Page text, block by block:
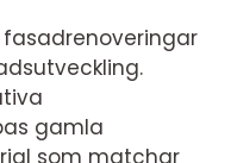
gamla
som matchar